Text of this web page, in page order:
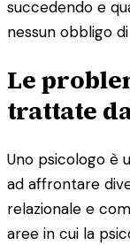
succedendo e
nessun obbligo
Le
trattate
Uno psicologo è
ad affrontare
relazionale e
aree in cui la